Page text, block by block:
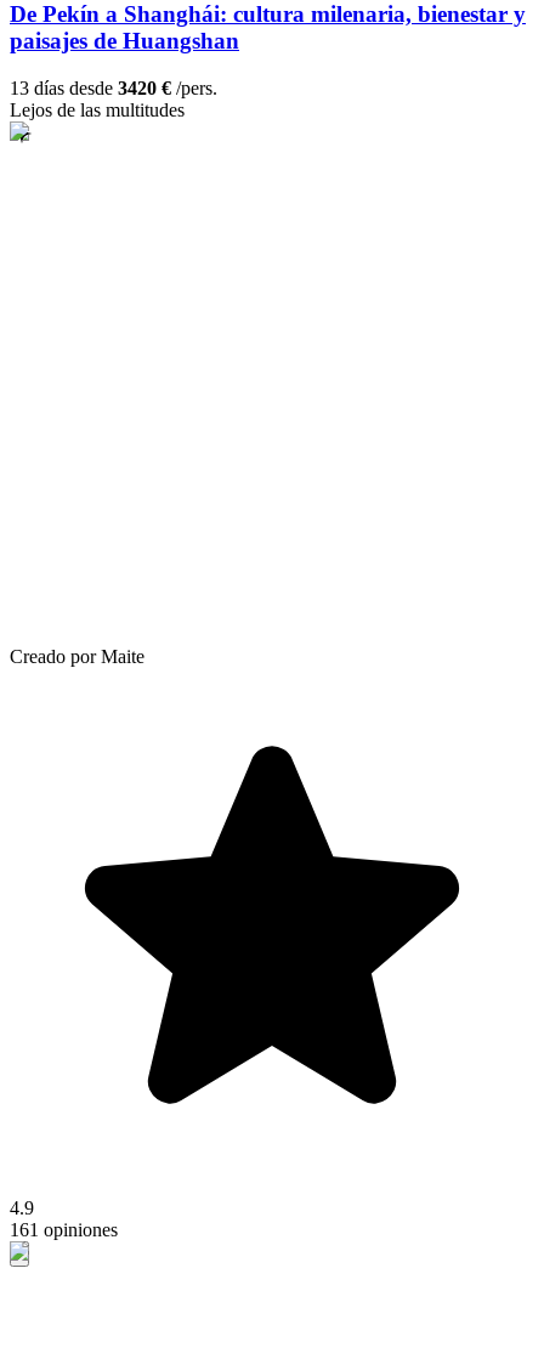
De Pekín a Shanghái: cultura milenaria, bienestar y
paisajes de Huangshan
13 días desde 3420 € /pers.
Lejos de las multitudes
Creado por Maite
4.9
161 opiniones